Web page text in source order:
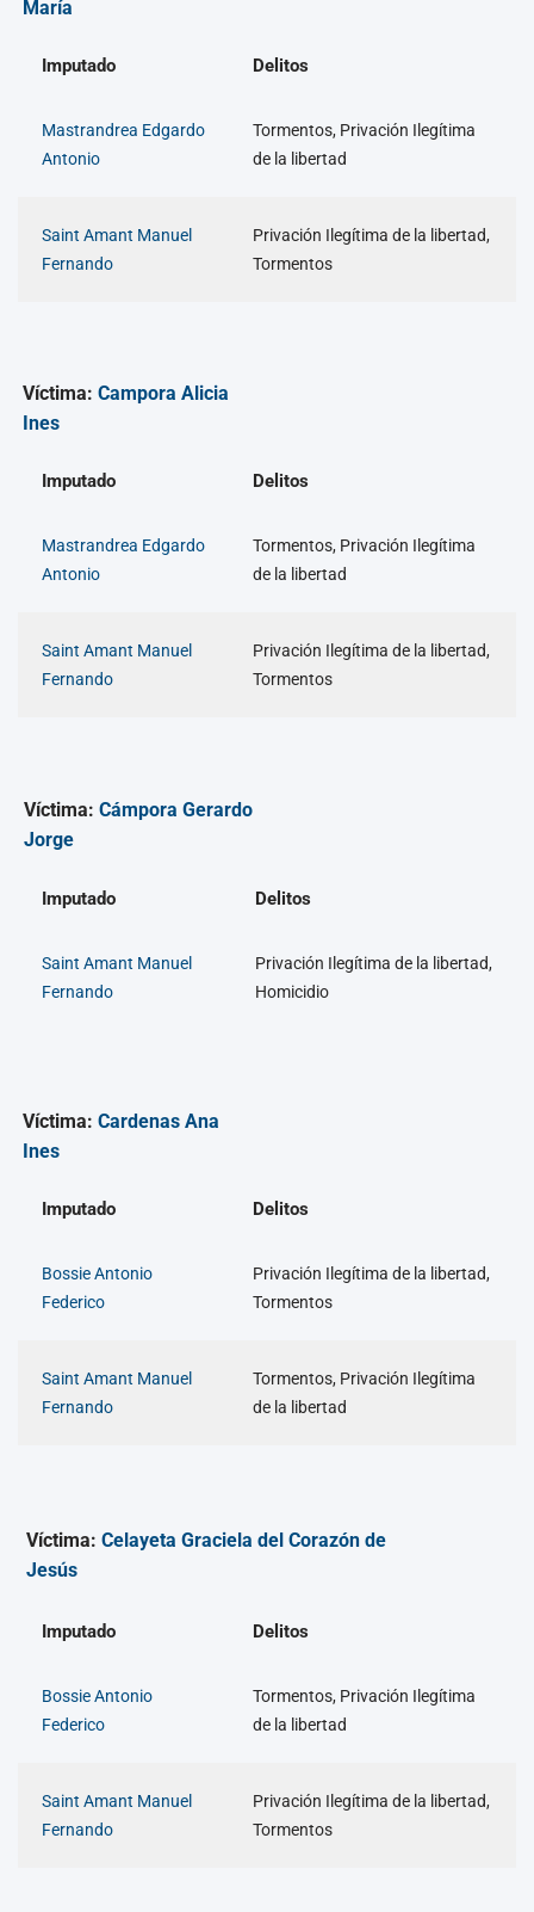
María
Imputado Delitos
Mastrandrea Edgardo
Antonio
Tormentos, Privación Ilegítima
de la libertad
Saint Amant Manuel
Fernando
Privación Ilegítima de la libertad,
Tormentos
Víctima:Campora Alicia
Ines
Imputado Delitos
Mastrandrea Edgardo
Antonio
Tormentos, Privación Ilegítima
de la libertad
Saint Amant Manuel
Fernando
Privación Ilegítima de la libertad,
Tormentos
Víctima: Cámpora Gerardo
Jorge
Imputado Delitos
Saint Amant Manuel
Fernando
Privación Ilegítima de la libertad,
Homicidio
Víctima: Cardenas Ana
Ines
Imputado Delitos
Bossie Antonio
Federico
Privación Ilegítima de la libertad,
Tormentos
Saint Amant Manuel
Fernando
Tormentos, Privación Ilegítima
de la libertad
Víctima: Celayeta Graciela del Corazón de
Jesús
Imputado Delitos
Bossie Antonio
Federico
Tormentos, Privación Ilegítima
de la libertad
Saint Amant Manuel
Fernando
Privación Ilegítima de la libertad,
Tormentos